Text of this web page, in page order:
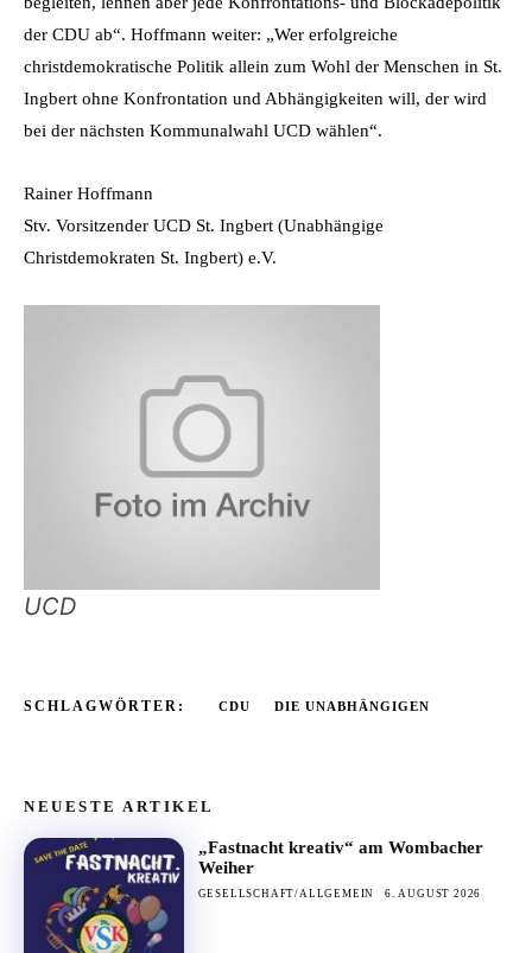
der CDU ab“. Hoffmann weiter: „Wer erfolgreiche
christdemokratische Politik allein zum Wohl der Menschen in St.
Ingbert ohne Konfrontation und Abhängigkeiten will, der wird
bei der nächsten Kommunalwahl UCD wählen“.
Rainer Hoffmann
Stv. Vorsitzender UCD St. Ingbert (Unabhängige
Christdemokraten St. Ingbert) e.V.
UCD
SCHLAGWÖRTER: CDU DIE UNABHÄNGIGEN
NEUESTE ARTIKEL
„Fastnacht kreativ“ am Wombacher
Weiher
GESELLSCHAFT/ALLGEMEIN 6. AUGUST 2026